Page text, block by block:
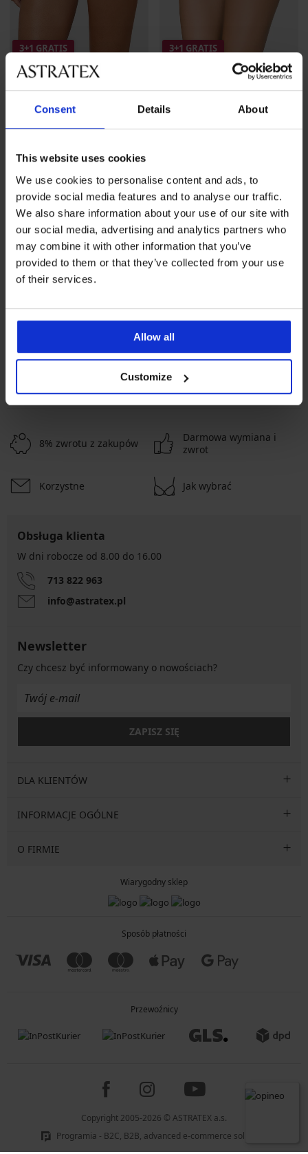
Consent Details About
This website uses cookies
We use cookies to personalise content and ads, to
provide social media features and to analyse our traffic.
We also share information about your use of our site with
our social media, advertising and analytics partners who
may combine it with other information that you’ve
provided to them or that they’ve collected from your use
of their services.
Allow all
Customize
3+1 GRATIS
Bokserki Katia
133,99 złpromocja
3+1 GRATIS
Bokserki Katia
133,99 zł
promocja 3+1
Najpopularniejsze marki
Astratex
Jadea
Najczęściej wybierane kolory
beżowy
czarny biały pomarańczowy
Najczęściej wybierane rozmiary
8% zwrotu z zakupów
Darmowa wymiana i
zwrot
Korzystne Jak wybrać
Obsługa klienta
W dni robocze od 8.00 do 16.00
713 822 963
info@astratex.pl
Newsletter
Czy chcesz być informowany o nowościach?
ZAPISZ SIĘ
DLA KLIENTÓW
INFORMACJE OGÓLNE
O FIRMIE
Wiarygodny sklep
Sposób płatności
Przewoźnicy
Copyright 2005-2026 © ASTRATEX a.s.
Programia - B2C, B2B, advanced e-commerce solutions